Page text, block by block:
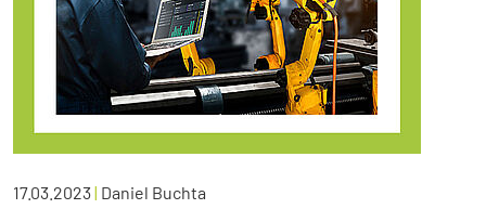
17.03.2023| Daniel Buchta